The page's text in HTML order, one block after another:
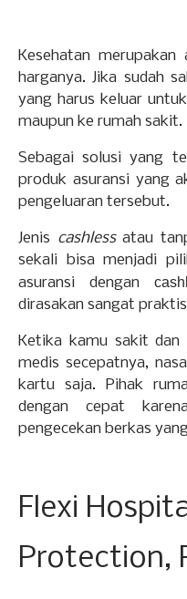
Kesehatan
harganya. Jika sudah
yang harus keluar
maupun ke rumah sakit.
Sebagai solusi yang
produk asuransi yang
pengeluaran tersebut.
Jenis cashless atau
sekali bisa menjadi
asuransi dengan
dirasakan sangat
Ketika kamu sakit dan
medis secepatnya,
kartu saja. Pihak
dengan cepat
pengecekan berkas
Flexi
Protection,